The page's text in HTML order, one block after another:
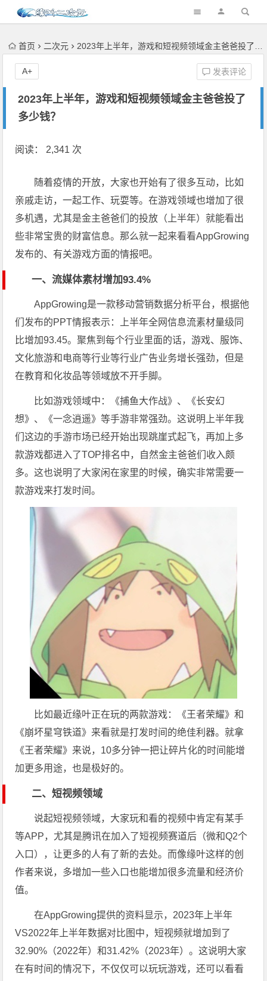
首页 二次元 2023年上半年，游戏和短视频领域金主爸爸投了多少钱？
2023年上半年，游戏和短视频领域金主爸爸投了
多少钱？
发表评论
A+
阅读： 2,341 次
随着疫情的开放，大家也开始有了很多互动，比如
亲戚走访，一起工作、玩耍等。在游戏领域也增加了很
多机遇，尤其是金主爸爸们的投放（上半年）就能看出
些非常宝贵的财富信息。那么就一起来看看AppGrowing
发布的、有关游戏方面的情报吧。
一、流媒体素材增加93.4%
AppGrowing是一款移动营销数据分析平台，根据他
们发布的PPT情报表示：上半年全网信息流素材量级同
比增加93.45。聚焦到每个行业里面的话，游戏、服饰、
文化旅游和电商等行业等行业广告业务增长强劲，但是
在教育和化妆品等领域放不开手脚。
比如游戏领域中：《捕鱼大作战》、《长安幻
想》、《一念逍遥》等手游非常强劲。这说明上半年我
们这边的手游市场已经开始出现跳崖式起飞，再加上多
款游戏都进入了TOP排名中，自然金主爸爸们收入颇
多。这也说明了大家闲在家里的时候，确实非常需要一
款游戏来打发时间。
比如最近缘叶正在玩的两款游戏：《王者荣耀》和
《崩坏星穹铁道》来看就是打发时间的绝佳利器。就拿
《王者荣耀》来说，10多分钟一把让碎片化的时间能增
加更多用途，也是极好的。
二、短视频领域
说起短视频领域，大家玩和看的视频中肯定有某手
等APP，尤其是腾讯在加入了短视频赛道后（微和Q2个
入口），让更多的人有了新的去处。而像缘叶这样的创
作者来说，多增加一些入口也能增加很多流量和经济价
值。
在AppGrowing提供的资料显示，2023年上半年
VS2022年上半年数据对比图中，短视频就增加到了
32.90%（2022年）和31.42%（2023年）。这说明大家
在有时间的情况下，不仅仅可以玩玩游戏，还可以看看